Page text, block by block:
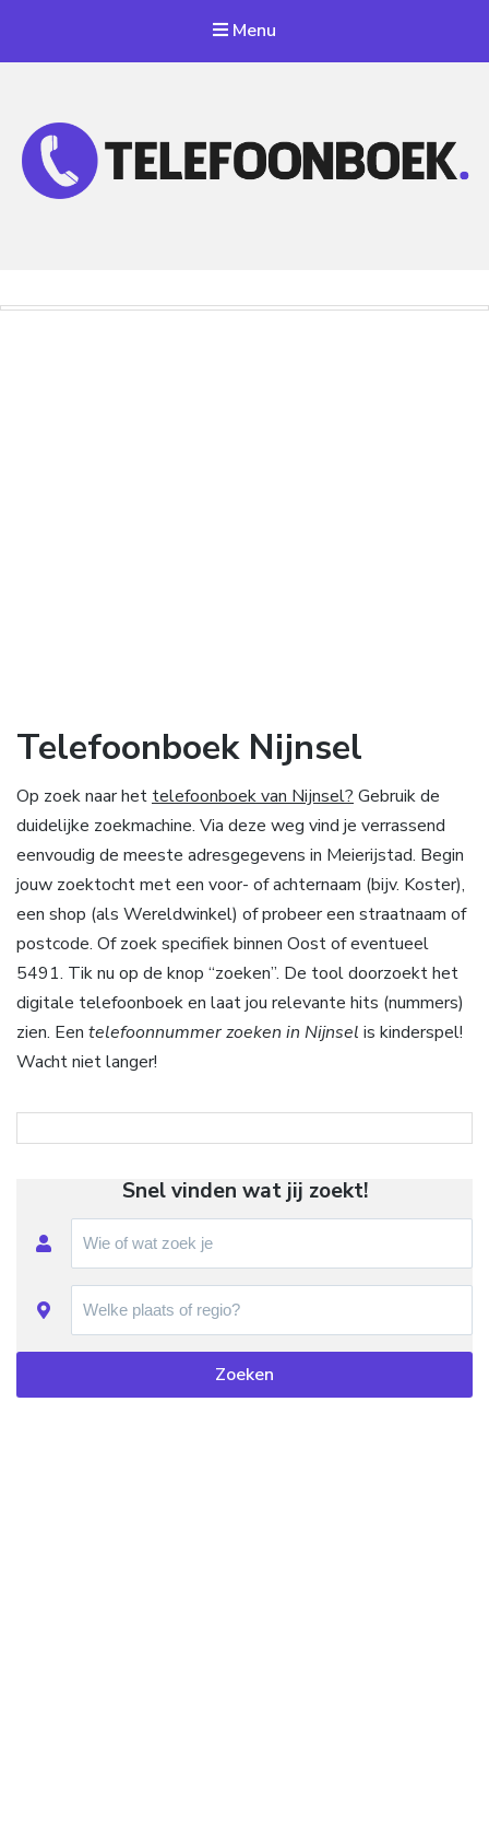
Menu
Telefoonboek Nijnsel
Op zoek naar het telefoonboek van Nijnsel? Gebruik de
duidelijke zoekmachine. Via deze weg vind je verrassend
eenvoudig de meeste adresgegevens in Meierijstad. Begin
jouw zoektocht met een voor- of achternaam (bijv. Koster),
een shop (als Wereldwinkel) of probeer een straatnaam of
postcode. Of zoek specifiek binnen Oost of eventueel
5491. Tik nu op de knop “zoeken”. De tool doorzoekt het
digitale telefoonboek en laat jou relevante hits (nummers)
zien. Een telefoonnummer zoeken in Nijnsel is kinderspel!
Wacht niet langer!
Snel vinden wat jij zoekt!